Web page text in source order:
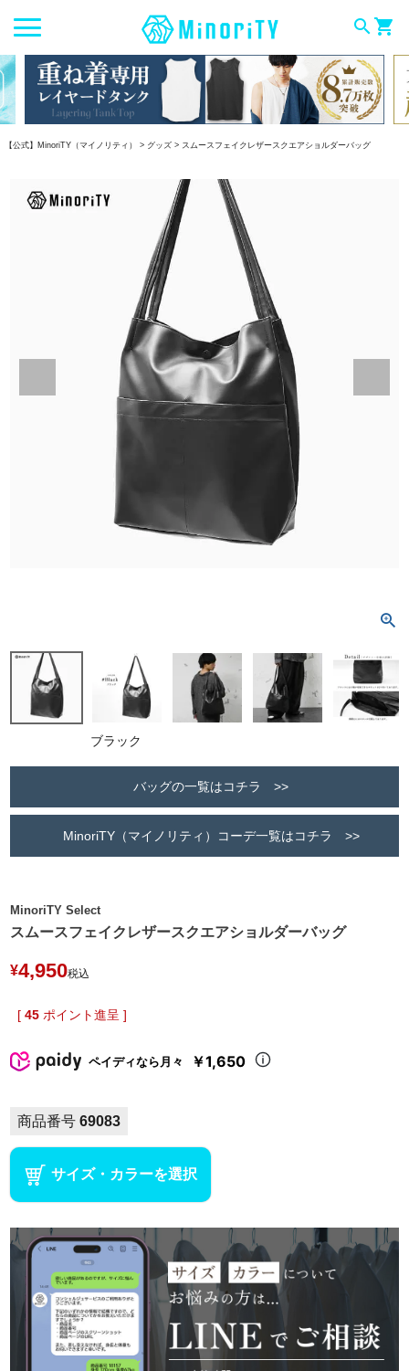
searchshopping_cart
【公式】MinoriTY（マイノリティ） グッズ スムースフェイクレザースクエアショルダーバッグ
ブラック
バッグの一覧はコチラ >>
MinoriTY（マイノリティ）コーデ一覧はコチラ >>
MinoriTY Select
スムースフェイクレザースクエアショルダーバッグ
¥4,950税込
[ 45 ポイント進呈 ]
ペイディなら月々 ￥1,650
商品番号 69083
サイズ・カラーを選択